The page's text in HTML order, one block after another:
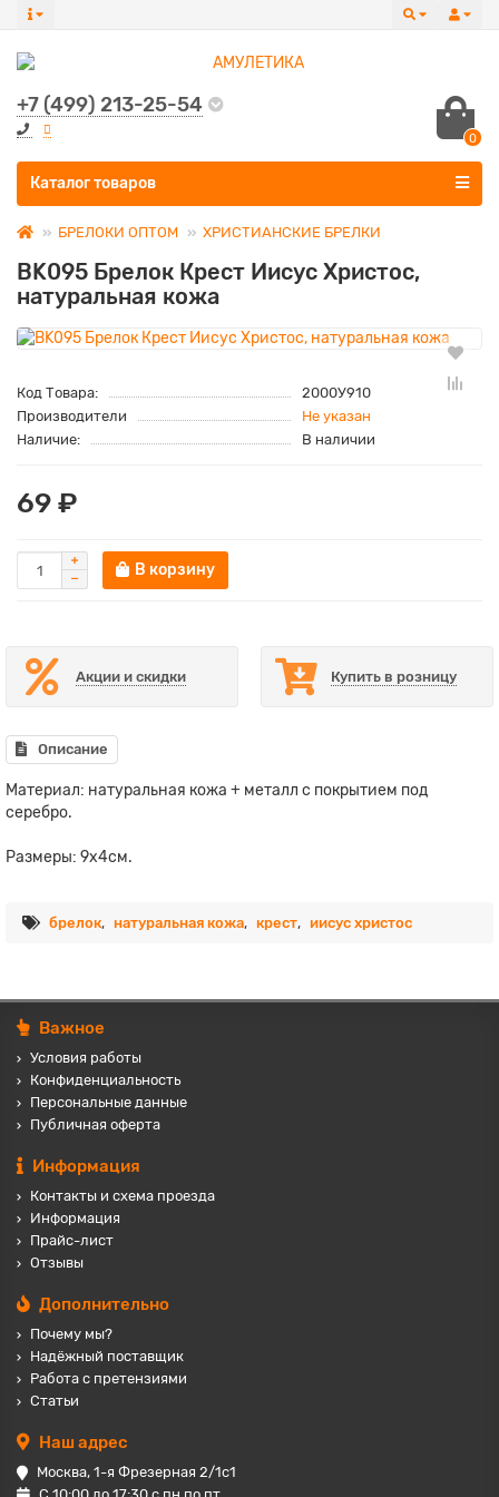
+7 (499) 213-25-54
0
Все категории
Каталог товаров
БРЕЛОКИ ОПТОМ ХРИСТИАНСКИЕ БРЕЛКИ
BK095 Брелок Крест Иисус Христос,
натуральная кожа
Код Товара:
2000У910
Производители
Не указан
Наличие:
В наличии
69 ₽
В корзину
Акции и скидки Купить в розницу
Описание
Материал: натуральная кожа + металл с покрытием под
серебро.
Размеры: 9х4см.
брелок, натуральная кожа, крест, иисус христос
Важное
Условия работы
Конфиденциальность
Персональные данные
Публичная оферта
Информация
Контакты и схема проезда
Информация
Прайс-лист
Отзывы
Дополнительно
Почему мы?
Надёжный поставщик
Работа с претензиями
Статьи
Наш адрес
Москва, 1-я Фрезерная 2/1с1